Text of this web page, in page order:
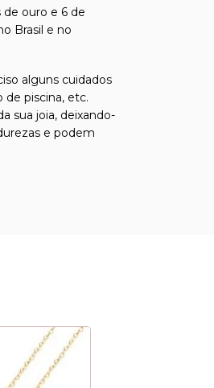
ouro e 6 de
Brasil e no
alguns cuidados
de piscina, etc.
sua joia, deixando-
e podem